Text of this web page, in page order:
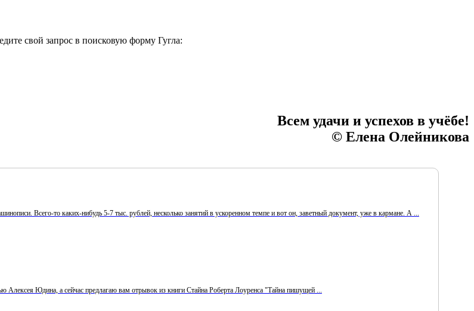
свой запрос в поисковую форму Гугла:
Всем удачи и успехов в учёбе!
© Елена Олейникова
Всего-то каких-нибудь 5-7 тыс. рублей, несколько занятий в ускоренном темпе и вот он, заветный документ, уже в кармане. А ...
Юдина, а сейчас предлагаю вам отрывок из книги Стайна Роберта Лоуренса "Тайна пишущей ...